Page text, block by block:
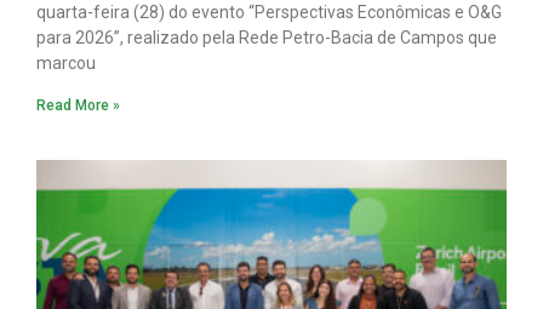
quarta-feira (28) do evento “Perspectivas Econômicas e O&G
para 2026”, realizado pela Rede Petro-Bacia de Campos que
marcou
Read More »